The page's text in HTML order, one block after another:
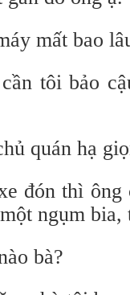
mất bao
tôi bảo
quán hạ
đón thì ông
ngụm
bà?